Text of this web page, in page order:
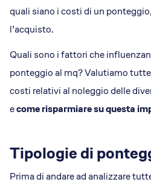
quali siano i costi di un
l’acquisto.
Quali sono i fattori che
ponteggio al mq? Valutiamo
costi relativi al noleggio delle
ecome risparmiare su questa
Tipologie di
Prima di andare ad analizzare